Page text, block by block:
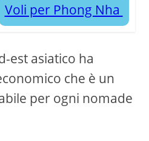
Voli per Phong Nha
est asiatico ha
che è un
per ogni nomade